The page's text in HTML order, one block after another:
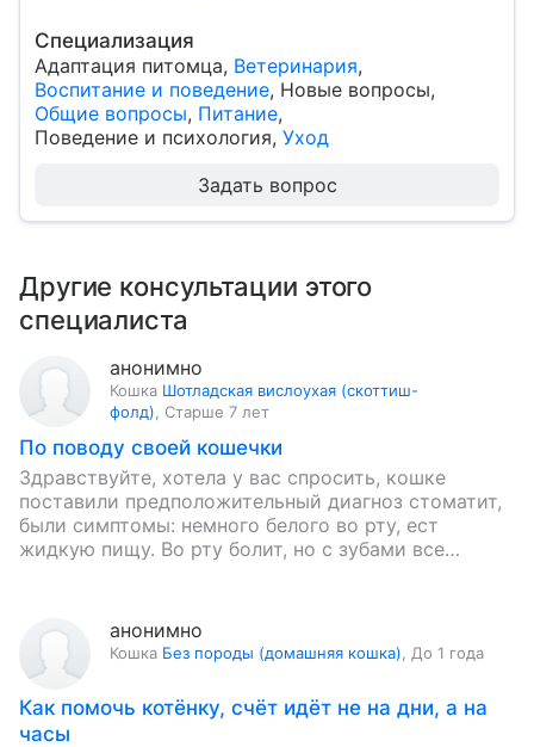
Специализация
Адаптация питомца, Ветеринария,
Воспитание и поведение, Новые вопросы,
Общие вопросы, Питание,
Поведение и психология, Уход
Задать вопрос
Другие консультации этого
специалиста
анонимно
Кошка Шотладская вислоухая (скоттиш-
фолд)
Старше 7 лет
По поводу своей кошечки
Здравствуйте, хотела у вас спросить, кошке
поставили предположительный диагноз стоматит,
были симптомы: немного белого во рту, ест
жидкую пищу. Во рту болит, но с зубами все
анонимно
Кошка Без породы (домашняя кошка) До 1 года
Как помочь котёнку, счёт идёт не на дни, а на
часы